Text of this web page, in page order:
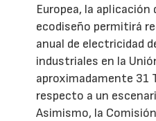
Europea, la
ecodiseño permitirá
anual de electricidad
industriales en la
aproximadamente 31
respecto a un
Asimismo, la